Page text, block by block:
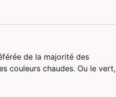
de la majorité des
couleurs chaudes. Ou le vert,